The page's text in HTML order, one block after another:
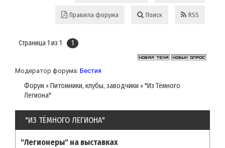
Правила форума Поиск RSS
Страница1 из 1 1
Модератор форума: Бестия
Форум »Питомники, клубы, заводчики »"Из Тёмного
Легиона"
"ИЗ ТЁМНОГО ЛЕГИОНА"
"Легионеры" на выставках